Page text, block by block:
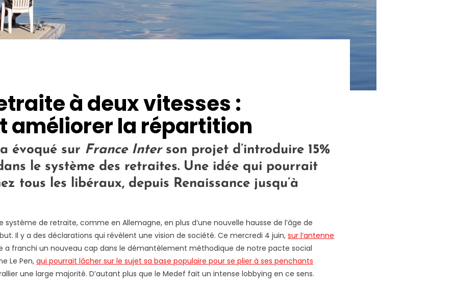
à deux vitesses :
améliorer la répartition
évoqué sur France Interson projet d’introduire 15%
le système des retraites. Une idée qui pourrait
tous les libéraux, depuis Renaissance jusqu’à
système de retraite, comme en Allemagne, en plus d’une nouvelle hausse de l’âge de
Il y a des déclarations qui révèlent une vision de société. Ce mercredi 4 juin, sur l’antenne
a franchi un nouveau cap dans le démantèlement méthodique de notre pacte social
Le Pen, qui pourrait lâcher sur le sujet sa base populaire pour se plier à ses penchants
une large majorité. D’autant plus que le Medef fait un intense lobbying en ce sens.